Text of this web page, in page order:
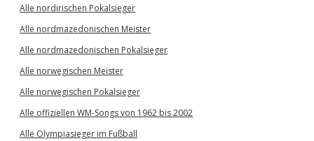
Alle nordirischen Pokalsieger
Alle nordmazedonischen Meister
Alle nordmazedonischen Pokalsieger
Alle norwegischen Meister
Alle norwegischen Pokalsieger
Alle offiziellen WM-Songs von 1962 bis 2002
Alle Olympiasieger im Fußball